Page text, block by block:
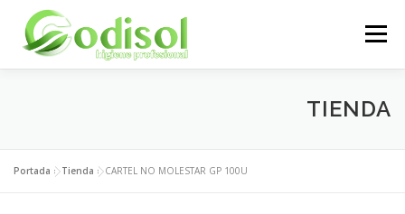
contenido
Menú
ÁREA CLIENTES CONTACTO
TIENDA
Portada »Tienda »CARTEL NO MOLESTAR GP 100U